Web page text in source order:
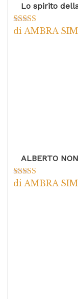
Lo spirito
Valutato5su
di AMBRA
ALBERTO
Valutato5su
di AMBRA